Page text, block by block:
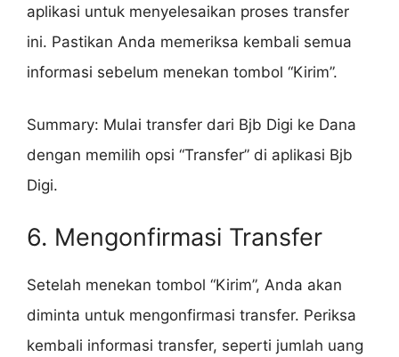
aplikasi untuk menyelesaikan proses transfer
ini. Pastikan Anda memeriksa kembali semua
informasi sebelum menekan tombol “Kirim”.
Summary: Mulai transfer dari Bjb Digi ke Dana
dengan memilih opsi “Transfer” di aplikasi Bjb
Digi.
6. Mengonfirmasi Transfer
Setelah menekan tombol “Kirim”, Anda akan
diminta untuk mengonfirmasi transfer. Periksa
kembali informasi transfer, seperti jumlah uang